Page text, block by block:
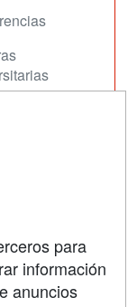
para
información
anuncios